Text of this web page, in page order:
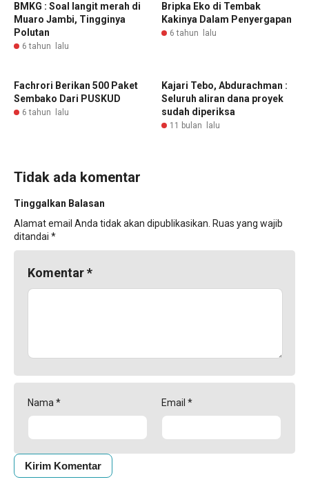
BMKG : Soal langit merah di
Muaro Jambi, Tingginya
Polutan
6 tahun lalu
Bripka Eko di Tembak
Kakinya Dalam Penyergapan
6 tahun lalu
Fachrori Berikan 500 Paket
Sembako Dari PUSKUD
6 tahun lalu
Kajari Tebo, Abdurachman :
Seluruh aliran dana proyek
sudah diperiksa
11 bulan lalu
Tidak ada komentar
Tinggalkan Balasan
Alamat email Anda tidak akan dipublikasikan. Ruas yang wajib
ditandai *
Komentar*
Nama * Email *